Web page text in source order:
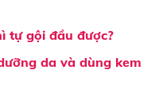
tự gội đầu được?
da và dùng kem